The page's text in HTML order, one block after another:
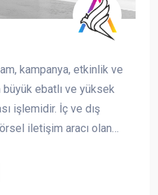
kampanya, etkinlik ve
ebatlı ve yüksek
işlemidir. İç ve dış
iletişim aracı olan
markanızın profesyonel